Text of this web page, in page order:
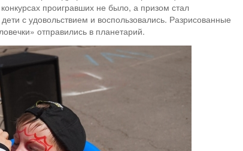
проигравших не было, а призом стал
с удовольствием и воспользовались. Разрисованные
отправились в планетарий.